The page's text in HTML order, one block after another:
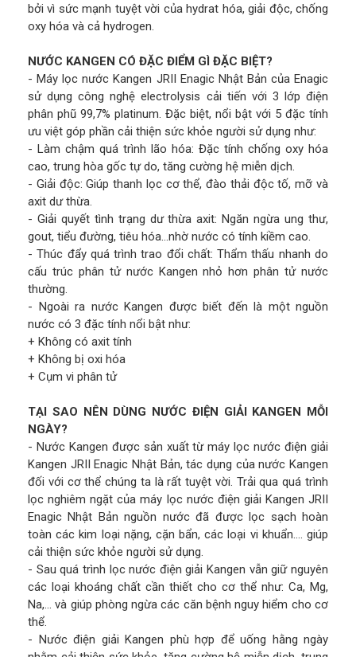
bởi vì sức mạnh tuyệt vời của hydrat hóa, giải độc, chống
oxy hóa và cả hydrogen.
NƯỚC KANGEN CÓ ĐẶC ĐIỂM GÌ ĐẶC BIỆT?
- Máy lọc nước Kangen JRII Enagic Nhật Bản của Enagic
sử dụng công nghệ electrolysis cải tiến với 3 lớp điện
phân phũ 99,7% platinum. Đặc biệt, nổi bật với 5 đặc tính
ưu việt góp phần cải thiện sức khỏe người sử dụng như:
- Làm chậm quá trình lão hóa: Đặc tính chống oxy hóa
cao, trung hòa gốc tự do, tăng cường hệ miễn dịch.
- Giải độc: Giúp thanh lọc cơ thể, đào thải độc tố, mỡ và
axit dư thừa.
- Giải quyết tình trạng dư thừa axit: Ngăn ngừa ung thư,
gout, tiểu đường, tiêu hóa…nhờ nước có tính kiềm cao.
- Thúc đẩy quá trình trao đổi chất: Thẩm thấu nhanh do
cấu trúc phân tử nước Kangen nhỏ hơn phân tử nước
thường.
- Ngoài ra nước Kangen được biết đến là một nguồn
nước có 3 đặc tính nổi bật như:
+ Không có axit tính
+ Không bị oxi hóa
+ Cụm vi phân tử
TẠI SAO NÊN DÙNG NƯỚC ĐIỆN GIẢI KANGEN MỖI
NGÀY?
- Nước Kangen được sản xuất từ máy lọc nước điện giải
Kangen JRII Enagic Nhật Bản, tác dụng của nước Kangen
đối với cơ thể chúng ta là rất tuyệt vời. Trải qua quá trình
lọc nghiêm ngặt của máy lọc nước điện giải Kangen JRII
Enagic Nhật Bản nguồn nước đã được lọc sạch hoàn
toàn các kim loại nặng, cặn bẩn, các loại vi khuẩn…. giúp
cải thiện sức khỏe người sử dụng.
- Sau quá trình lọc nước điện giải Kangen vẫn giữ nguyên
các loại khoáng chất cần thiết cho cơ thể như: Ca, Mg,
Na,… và giúp phòng ngừa các căn bệnh nguy hiểm cho cơ
thể.
- Nước điện giải Kangen phù hợp để uống hằng ngày